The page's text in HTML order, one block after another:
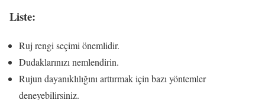
Liste:
Ruj rengi seçimi önemlidir.
Dudaklarınızı nemlendirin.
Rujun dayanıklılığını arttırmak için bazı yöntemler
deneyebilirsiniz.